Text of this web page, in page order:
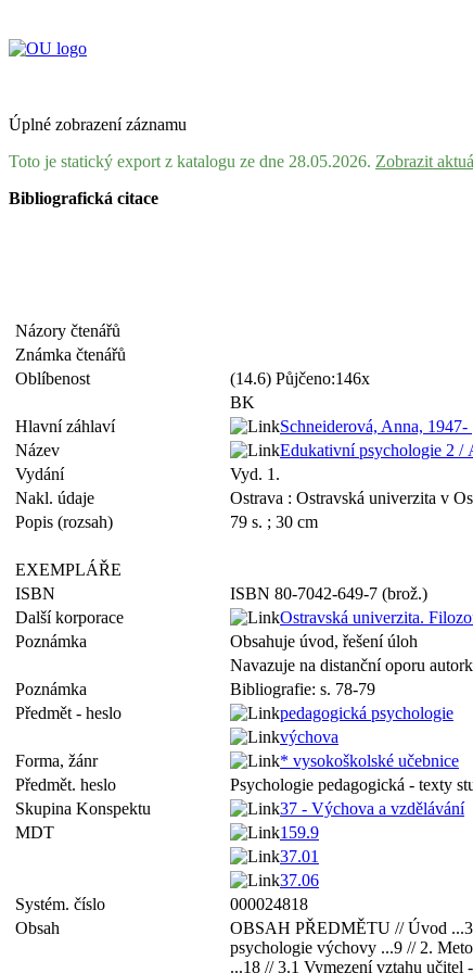
Úplné zobrazení záznamu
Toto je statický export z katalogu ze dne 28.05.2026. Zobrazit
Bibliografická citace
Názory čtenářů
Známka čtenářů
Oblíbenost
(14.6) Půjčeno:146x
BK
Hlavní záhlaví
Schneiderová, Anna, 1947-
Název
Edukativní psychologie 2 /
Vydání
Vyd. 1.
Nakl. údaje
Ostrava : Ostravská univerzita v
Popis (rozsah)
79 s. ; 30 cm
EXEMPLÁŘE
ISBN
ISBN 80-7042-649-7 (brož.)
Další korporace
Ostravská univerzita.
Poznámka
Obsahuje úvod, řešení úloh
Navazuje na distanční oporu
Poznámka
Bibliografie: s. 78-79
Předmět - heslo
pedagogická psychologie
výchova
Forma, žánr
* vysokoškolské učebnice
Předmět. heslo
Psychologie pedagogická - texty
Skupina Konspektu
37 - Výchova a vzdělávání
MDT
159.9
37.01
37.06
Systém. číslo
000024818
Obsah
OBSAH PŘEDMĚTU // Úvod ...3
psychologie výchovy ...9 // 2.
...18 // 3.1 Vymezení vztahu